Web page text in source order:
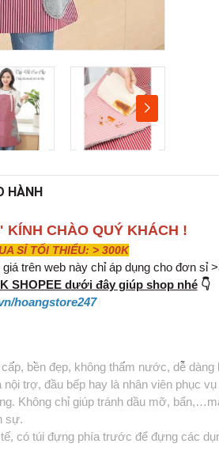
HÀNH
KÍNH CHÀO QUÝ KHÁCH !
SỈ TỐI THIỂU: > 300K
trên web này chỉ áp dụng cho đơn sỉ
SHOPEE dưới đây giúp shop nhé👇
hoangstore247
bền đẹp, không thấm nước, dễ dàng
trợ, đầu bếp hay là nhân viên phục
Không chỉ giúp tránh dầu mỡ,
sự.
có túi đựng phía trước để đựng các